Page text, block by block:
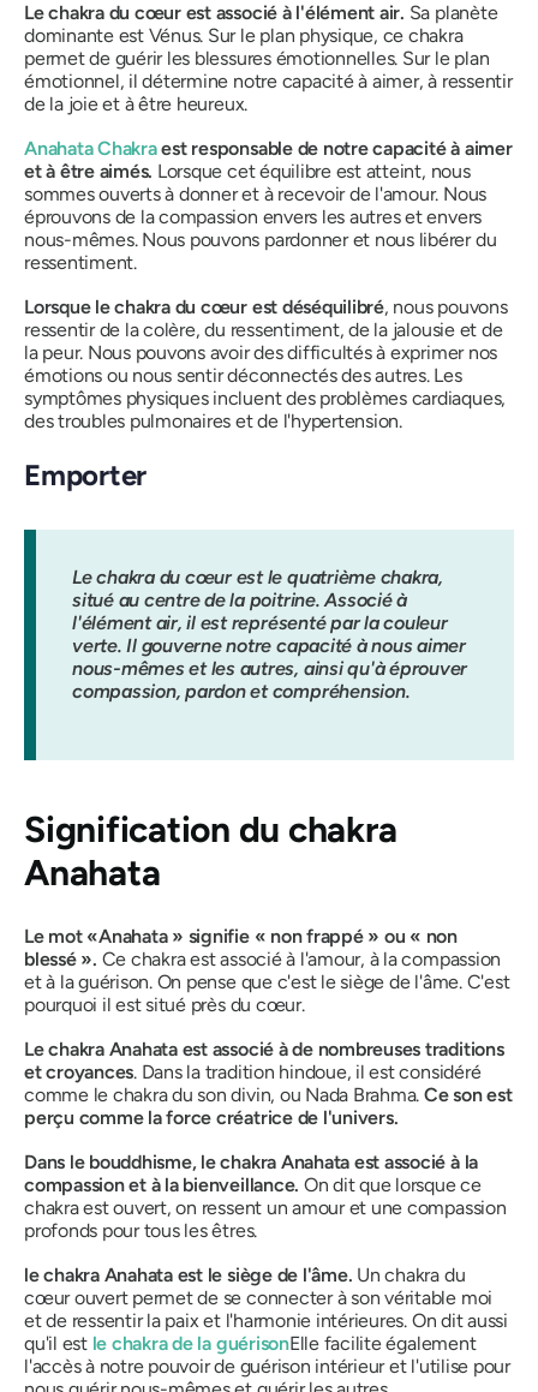
Le chakra du cœur est associé à l'élément air. Sa planète
dominante est Vénus. Sur le plan physique, ce chakra
permet de guérir les blessures émotionnelles. Sur le plan
émotionnel, il détermine notre capacité à aimer, à ressentir
de la joie et à être heureux.
Anahata Chakraest responsable de notre capacité à aimer
et à être aimés. Lorsque cet équilibre est atteint, nous
sommes ouverts à donner et à recevoir de l'amour. Nous
éprouvons de la compassion envers les autres et envers
nous-mêmes. Nous pouvons pardonner et nous libérer du
ressentiment.
Lorsque le chakra du cœur est déséquilibré, nous pouvons
ressentir de la colère, du ressentiment, de la jalousie et de
la peur. Nous pouvons avoir des difficultés à exprimer nos
émotions ou nous sentir déconnectés des autres. Les
symptômes physiques incluent des problèmes cardiaques,
des troubles pulmonaires et de l'hypertension.
Emporter
Le chakra du cœur est le quatrième chakra,
situé au centre de la poitrine. Associé à
l'élément air, il est représenté par la couleur
verte. Il gouverne notre capacité à nous aimer
nous-mêmes et les autres, ainsi qu'à éprouver
compassion, pardon et compréhension.
Signification du chakra
Anahata
Le mot «Anahata » signifie « non frappé » ou « non
blessé ». Ce chakra est associé à l'amour, à la compassion
et à la guérison. On pense que c'est le siège de l'âme. C'est
pourquoi il est situé près du cœur.
Lechakra Anahataest associé à de nombreuses traditions
et croyances. Dans la tradition hindoue, il est considéré
comme le chakra du son divin, ou Nada Brahma. Ce son est
perçu comme la force créatrice de l'univers.
Dans le bouddhisme, lechakra Anahata est associé à la
compassion et à la bienveillance. On dit que lorsque ce
chakra est ouvert, on ressent un amour et une compassion
profonds pour tous les êtres.
lechakra Anahataest le siège de l'âme. Un chakra du
cœur ouvert permet de se connecter à son véritable moi
et de ressentir la paix et l'harmonie intérieures. On dit aussi
qu'il est le chakra de la guérisonElle facilite également
l'accès à notre pouvoir de guérison intérieur et l'utilise pour